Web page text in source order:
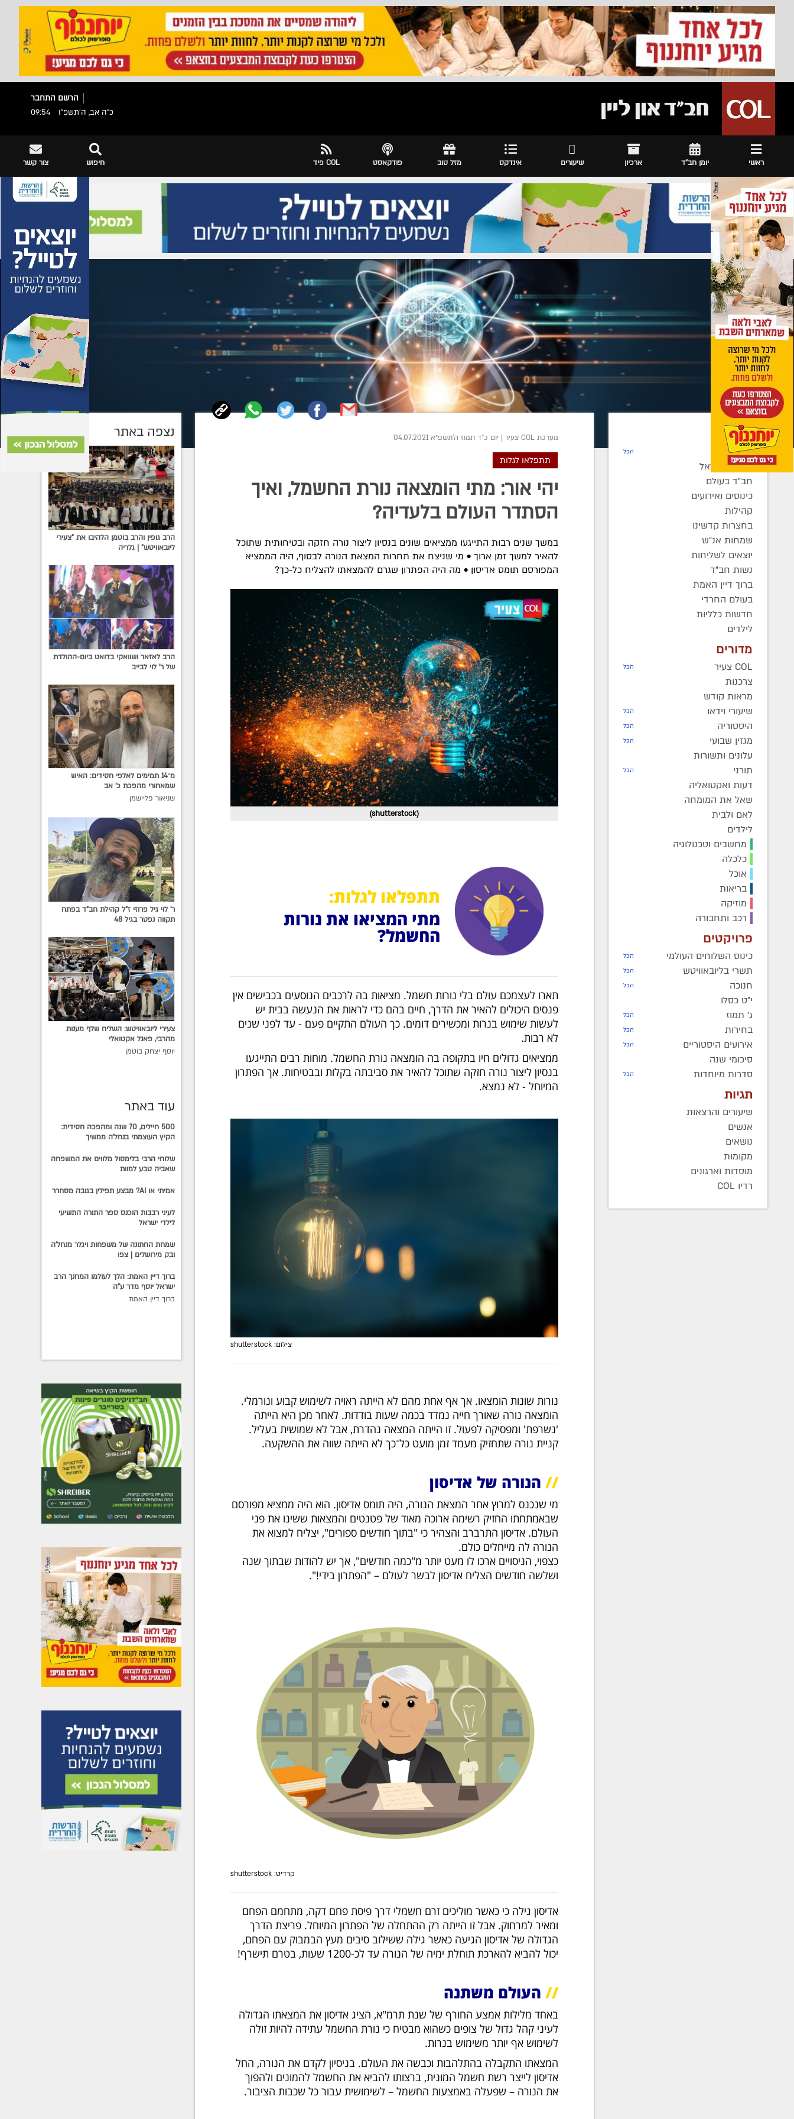
הרשם התחבר
כ"ה אב, ה׳תשפ״ו
09:54
ראשי יומן חב"ד ארכיון שיעורים אינדקס מזל טוב פודקאסט COL פיד צור קשר חיפוש
חדשות
רדיו COL הכל
חב"ד בישראל
חב"ד בעולם
כינוסים ואירועים
קהילות
בחצרות קדשינו
שמחות אנ"ש
יוצאים לשליחות
נשות חב"ד
ברוך דיין האמת
בעולם החרדי
חדשות כלליות
לילדים
מדורים
COL צעיר הכל
צרכנות
מראות קודש
שיעורי וידאו
הכל
היסטוריה הכל
מגזין שבועי הכל
עלונים ותשורות
תורני
הכל
דעות ואקטואליה
שאל את המומחה
לאם ולבית
לילדים
מחשבים וטכנולוגיה
כלכלה
אוכל
בריאות
מוזיקה
רכב ותחבורה
פרויקטים
כינוס השלוחים העולמי הכל
תשרי בליובאוויטש הכל
חנוכה הכל
י"ט כסלו
ג' תמוז
הכל
בחירות הכל
אירועים היסטוריים הכל
סיכומי שנה
סדרות מיוחדות
הכל
תגיות
שיעורים והרצאות
אנשים
נושאים
מקומות
מוסדות וארגונים
רדיו COL
מערכת COL צעיר | יום כ"ד תמוז ה׳תשפ״א 04.07.2021
תתפלאו לגלות
יהי אור: מתי הומצאה נורת החשמל, ואיך
הסתדר העולם בלעדיה?
במשך שנים רבות התייגעו ממציאים שונים בנסיון ליצור נורה חזקה ובטיחותית שתוכל
להאיר למשך זמן ארוך • מי שניצח את תחרות המצאת הנורה לבסוף, היה הממציא
המפורסם תומס אדיסון • מה היה הפתרון שגרם להמצאתו להצליח כל-כך?
(shutterstock)
תתפלאו לגלות:
מתי המציאו את נורות
החשמל?
תארו לעצמכם עולם בלי נורות חשמל. מציאות בה לרכבים הנוסעים בכבישים אין
פנסים היכולים להאיר את הדרך, חיים בהם כדי לראות את הנעשה בבית יש
לעשות שימוש בנרות ומכשירים דומים. כך העולם התקיים פעם - עד לפני שנים
לא רבות.
ממציאים גדולים חיו בתקופה בה הומצאה נורת החשמל. מוחות רבים התייגעו
בנסיון ליצור נורה חזקה שתוכל להאיר את סביבתה בקלות ובבטיחות. אך הפתרון
המיוחל - לא נמצא.
צילום: shutterstock
נורות שונות הומצאו. אך אף אחת מהם לא הייתה ראויה לשימוש קבוע ונורמלי.
הומצאה נורה שאורך חייה נמדד בכמה שעות בודדות. לאחר מכן היא הייתה
'נשרפת' ומפסיקה לפעול. זו הייתה המצאה נהדרת, אבל לא שמושית בעליל.
קניית נורה שתחזיק מעמד זמן מועט כל־כך לא הייתה שווה את ההשקעה.
// הנורה של אדיסון
מי שנכנס למרוץ אחר המצאת הנורה, היה תומס אדיסון. הוא היה ממציא מפורסם
שבאמתחתו החזיק רשימה ארוכה מאוד של פטנטים והמצאות ששינו את פני
העולם. אדיסון התרברב והצהיר כי "בתוך חודשים ספורים", יצליח למצוא את
הנורה לה מייחלים כולם.
כצפוי, הניסויים ארכו לו מעט יותר מ"כמה חודשים", אך יש להודות שבתוך שנה
ושלשה חודשים הצליח אדיסון לבשר לעולם – "הפתרון בידי!".
קרדיט: shutterstock
אדיסון גילה כי כאשר מוליכים זרם חשמלי דרך פיסת פחם דקה, מתחמם הפחם
ומאיר למרחוק. אבל זו הייתה רק ההתחלה של הפתרון המיוחל. פריצת הדרך
הגדולה של אדיסון הגיעה כאשר גילה ששילוב סיבים מעץ הבמבוק עם הפחם,
יכול להביא להארכת תוחלת ימיה של הנורה עד לכ-1200 שעות, בטרם תישרף!
// העולם משתנה
באחד מלילות אמצע החורף של שנת תרמ"א, הציג אדיסון את המצאתו הגדולה
לעיני קהל גדול של צופים כשהוא מבטיח כי נורת החשמל עתידה להיות זולה
לשימוש אף יותר משימוש בנרות.
המצאתו התקבלה בהתלהבות וכבשה את העולם. בניסיון לקדם את הנורה, החל
אדיסון לייצר רשת חשמל המונית, ברצותו להביא את החשמל להמונים ולהפוך
את הנורה – שפעלה באמצעות החשמל – לשימושית עבור כל שכבות הציבור.
נצפה באתר
הרב גופין והרב בוטמן הלהיבו את "צעירי
ליובאוויטש" | גלריה
הרב לאזאר ושוואקי בדואט ביום-ההולדת
של ר' לוי לבייב
מ־14 תמימים לאלפי חסידים: האיש
שמאחורי מהפכת כ׳ אב
שניאור פליישמן
ר' לוי גיל פרוזי ז"ל קהילת חב"ד בפתח
תקווה נפטר בגיל 48
צעירי ליובאוויטש: השליח שלף מענות
מהרבי, פאנל אקטואלי
יוסף יצחק בוטמן
עוד באתר
500 חיילים, 70 שנה ומהפכה חסידית:
הקיץ העוצמתי בנחל'ה ממשיך
שלוחי הרבי בלימסול מלווים את המשפחה
שאביה טבע למוות
אמיתי או AI? מבצע תפילין בגובה מסחרר
לעיני רבבות הוכנס ספר התורה התשיעי
לילדי ישראל
שמחת החתונה של משפחות ויגלר מנחל'ה
ובק מירושלים | צפו
ברוך דיין האמת: הלך לעולמו המחנך הרב
ישראל יוסף מדר ע"ה
ברוך דיין האמת